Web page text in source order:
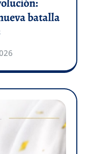
batalla